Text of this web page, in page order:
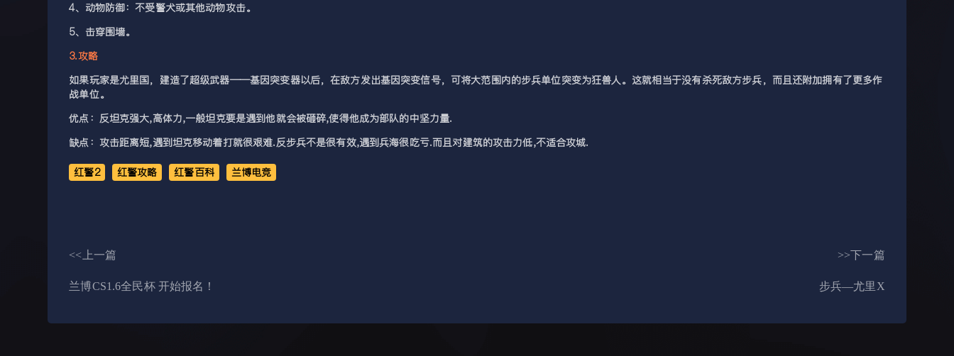
4、动物防御：不受警犬或其他动物攻击。
5、击穿围墙。
3.攻略
如果玩家是尤里国，建造了超级武器——基因突变器以后，在敌方发出基因突变信号，可将大范围内的步兵单位突变为狂兽人。这就相当于没有杀死敌方步兵，而且还附加拥有了更多作
战单位。
优点：反坦克强大,高体力,一般坦克要是遇到他就会被砸碎,使得他成为部队的中坚力量.
缺点：攻击距离短,遇到坦克移动着打就很艰难.反步兵不是很有效,遇到兵海很吃亏.而且对建筑的攻击力低,不适合攻城.
红警2 红警攻略 红警百科 兰博电竞
<<上一篇
兰博CS1.6全民杯 开始报名！
>>下一篇
步兵—尤里X